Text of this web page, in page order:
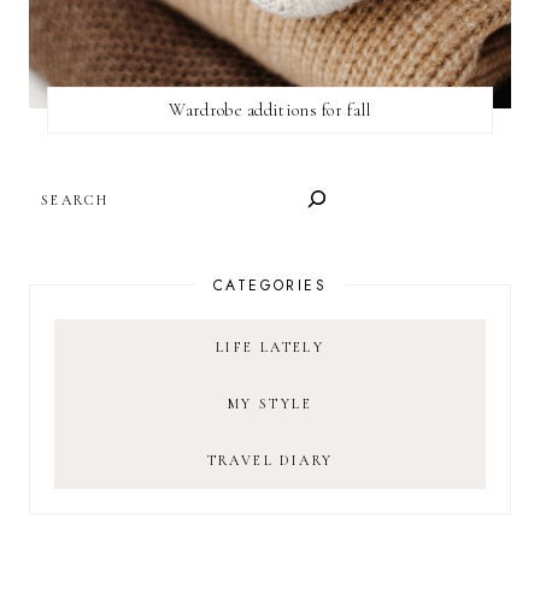
Wardrobe additions for fall
CATEGORIES
LIFE LATELY
MY STYLE
TRAVEL DIARY